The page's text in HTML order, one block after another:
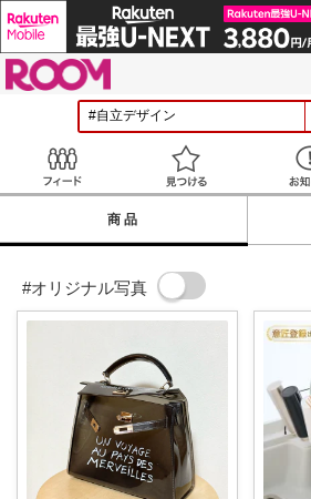
見つける
商品
#オリジナル写真